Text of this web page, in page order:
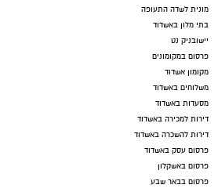
מונית לשדה התעופה
בתי מלון באשדוד
יישובניק נט
פרסום במקומונים
מקומון אשדוד
משלוחים באשדוד
מסעדות באשדוד
דירות למכירה באשדוד
דירות להשכרה באשדוד
פרסום עסק באשדוד
פרסום באשקלון
פרסום בבאר שבע